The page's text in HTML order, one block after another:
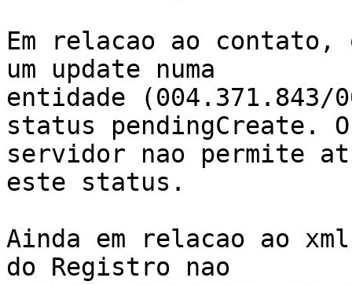
Em relacao ao contato,
um update numa
entidade (004.371.843/
status pendingCreate. O
servidor nao permite
este status.
Ainda em relacao ao
do Registro nao